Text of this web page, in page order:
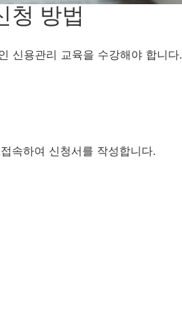
청 방법
신용관리 교육을 수강해야 합니다.
속하여 신청서를 작성합니다.